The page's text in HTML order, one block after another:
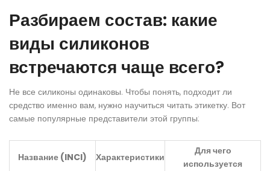
Разбираем состав: какие
виды силиконов
встречаются чаще всего?
Не все силиконы одинаковы. Чтобы понять, подходит ли
средство именно вам, нужно научиться читать этикетку. Вот
самые популярные представители этой группы:
Название (INCI) Характеристики
Для чего
используется